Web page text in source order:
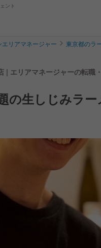
ント
エリアマネージャー 東京都のラ
| エリアマネージャーの転職
の生しじみラ